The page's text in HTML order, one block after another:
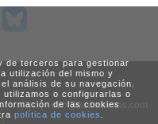
- info@vadecursos.com
de terceros para gestionar
utilización del mismo y
análisis de su navegación.
o configurarlas o
de las cookies
política de cookies